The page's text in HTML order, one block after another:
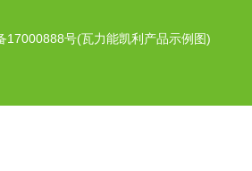
17000888号(瓦力能凯利产品示例图)